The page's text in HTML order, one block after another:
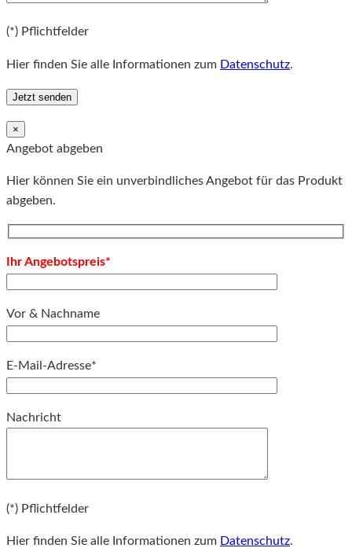
(*) Pflichtfelder
Hier finden Sie alle Informationen zum Datenschutz.
×
Angebot abgeben
Hier können Sie ein unverbindliches Angebot für das Produkt
abgeben.
Ihr Angebotspreis*
Vor & Nachname
E-Mail-Adresse*
Nachricht
(*) Pflichtfelder
Hier finden Sie alle Informationen zum Datenschutz.